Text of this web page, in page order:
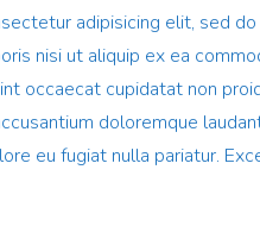
adipisicing elit, sed
nisi ut aliquip ex ea
occaecat cupidatat non
doloremque
eu fugiat nulla pariatur.